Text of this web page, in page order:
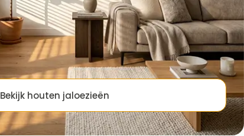
Bekijk houten jaloezieën